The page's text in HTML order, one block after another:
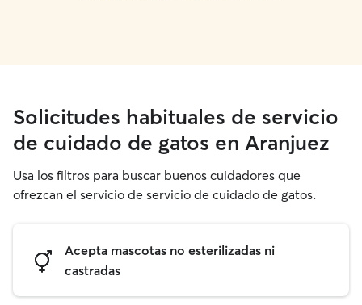
Solicitudes habituales de servicio
de cuidado de gatos en Aranjuez
Usa los filtros para buscar buenos cuidadores que
ofrezcan el servicio de servicio de cuidado de gatos.
Acepta mascotas no esterilizadas ni
castradas